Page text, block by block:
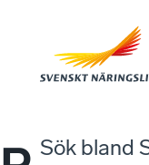
Sök bland